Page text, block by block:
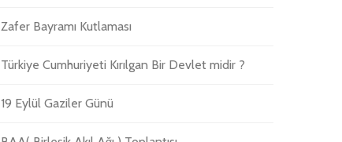
Zafer Bayramı Kutlaması
Türkiye Cumhuriyeti Kırılgan Bir Devlet midir ?
19 Eylül Gaziler Günü